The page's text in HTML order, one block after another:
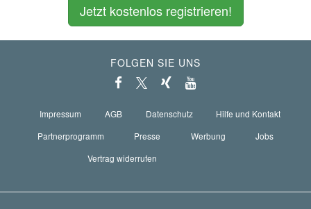
Jetzt kostenlos registrieren!
FOLGEN SIE UNS
Impressum AGB Datenschutz
Hilfe und Kontakt
Partnerprogramm
Presse Werbung
Jobs
Vertrag widerrufen